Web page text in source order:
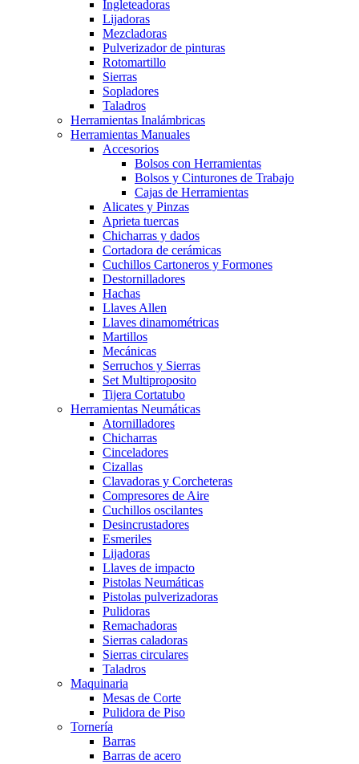
Ingleteadoras
Lijadoras
Mezcladoras
Pulverizador de pinturas
Rotomartillo
Sierras
Sopladores
Taladros
Herramientas Inalámbricas
Herramientas Manuales
Accesorios
Bolsos con Herramientas
Bolsos y Cinturones de Trabajo
Cajas de Herramientas
Alicates y Pinzas
Aprieta tuercas
Chicharras y dados
Cortadora de cerámicas
Cuchillos Cartoneros y Formones
Destornilladores
Hachas
Llaves Allen
Llaves dinamométricas
Martillos
Mecánicas
Serruchos y Sierras
Set Multiproposito
Tijera Cortatubo
Herramientas Neumáticas
Atornilladores
Chicharras
Cinceladores
Cizallas
Clavadoras y Corcheteras
Compresores de Aire
Cuchillos oscilantes
Desincrustadores
Esmeriles
Lijadoras
Llaves de impacto
Pistolas Neumáticas
Pistolas pulverizadoras
Pulidoras
Remachadoras
Sierras caladoras
Sierras circulares
Taladros
Maquinaria
Mesas de Corte
Pulidora de Piso
Tornería
Barras
Barras de acero